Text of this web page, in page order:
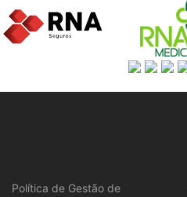
Política de Gestão de